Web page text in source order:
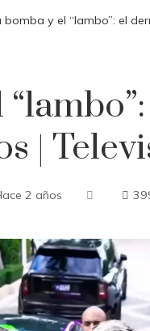
bomba y el “lambo”: el
|
2 años